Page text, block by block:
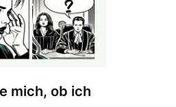
mich, ob ich